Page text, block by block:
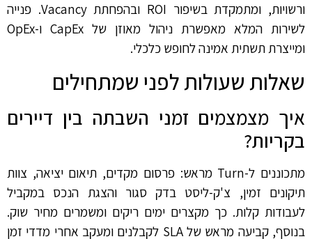
ורשויות, ומתמקדת בשיפור ROI ובהפחתת Vacancy. פנייה
לשירות המלא מאפשרת ניהול מאוזן של CapEx ו-OpEx
ומייצרת תשתית אמינה לחופש כלכלי.
שאלות שעולות לפני שמתחילים
איך מצמצמים זמני השבתה בין דיירים
בקריות?
מתכוננים ל-Turn מראש: פרסום מקדים, תיאום יציאה, צוות
תיקונים זמין, צ'ק-ליסט בדק סגור והצגת הנכס במקביל
לעבודות קלות. כך מקצרים ימים ריקים ומשמרים מחיר שוק.
בנוסף, קביעה מראש של SLA לקבלנים ומעקב אחרי מדדי זמן